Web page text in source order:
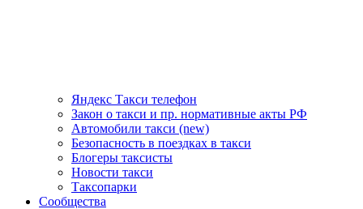
Яндекс Такси телефон
Закон о такси и пр. нормативные акты РФ
Автомобили такси (new)
Безопасность в поездках в такси
Блогеры таксисты
Новости такси
Таксопарки
Сообщества